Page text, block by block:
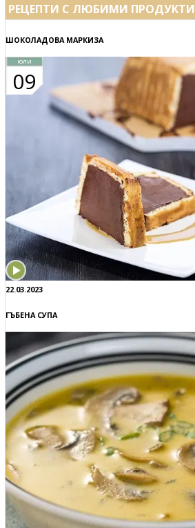
РЕЦЕПТИ С ЛЮБИМИ ПРОДУКТИ
ШОКОЛАДОВА МАРКИЗА
юли
09
22.03.2023
ГЪБЕНА СУПА